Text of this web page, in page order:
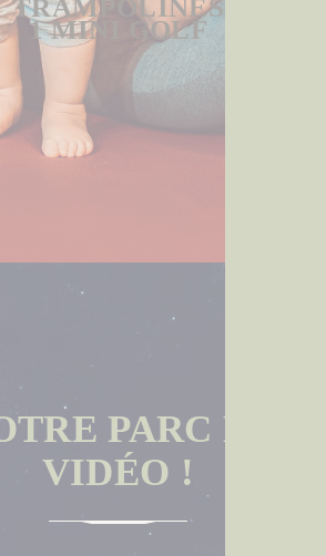
TRAMPOLINES
1 MINI GOLF
PARC EN
VIDÉO !